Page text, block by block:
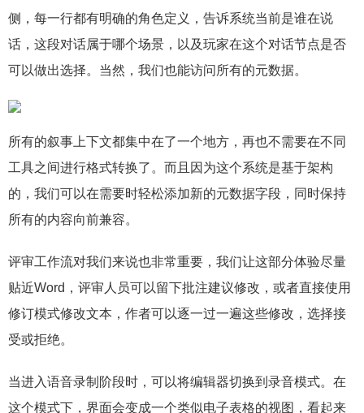
侧，每一行都有明确的角色定义，告诉系统当前是谁在说
话，这段对话属于哪个场景，以及玩家在这个对话节点是否
可以做出选择。当然，我们也能访问所有的元数据。
所有的叙事上下文都集中在了一个地方，再也不需要在不同
工具之间进行格式转换了。而且因为这个系统是基于架构
的，我们可以在需要时轻松添加新的元数据字段，同时保持
所有的内容向前兼容。
评审工作流对我们来说也非常重要，我们让这部分体验尽量
贴近Word，评审人员可以留下批注建议修改，或者直接使用
修订模式修改文本，作者可以逐一过一遍这些修改，选择接
受或拒绝。
当进入语音录制阶段时，可以将编辑器切换到录音模式。在
这个模式下，界面会变成一个类似电子表格的视图，看起来